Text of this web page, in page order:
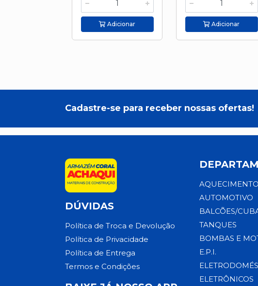
Adicionar Adicionar
Cadastre-se para receber nossas ofertas!
DÚVIDAS
Política de Troca e Devolução
Política de Privacidade
Política de Entrega
Termos e Condições
AQUECIMENTO
AUTOMOTIVO
BALCÕES/
TANQUES
BOMBAS E
E.P.I.
ELETRÔNICOS